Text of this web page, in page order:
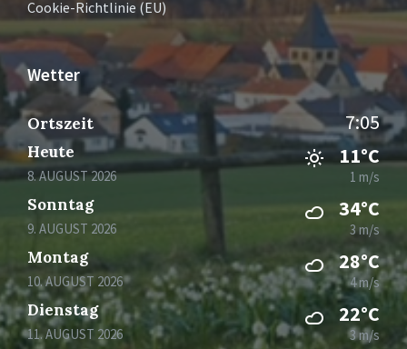
Cookie-Richtlinie (EU)
Wetter
Ortszeit 7:05
Heute
8. AUGUST 2026
11°C
1 m/s
Sonntag
9. AUGUST 2026
34°C
3 m/s
Montag
10. AUGUST 2026
28°C
4 m/s
Dienstag
11. AUGUST 2026
22°C
3 m/s